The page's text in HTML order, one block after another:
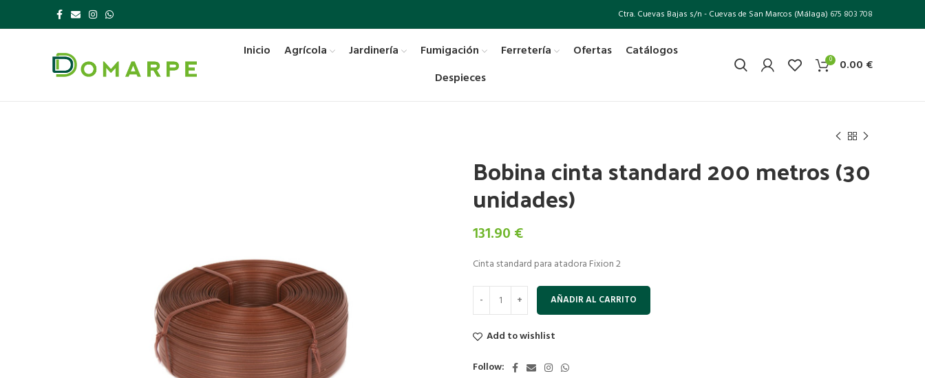
Ctra. Cuevas Bajas s/n - Cuevas de San Marcos (Málaga) 675 803 708
Inicio Agrícola Jardinería Fumigación Ferretería Ofertas
Catálogos
Despieces
0 0.00 €
Bobina cinta standard 200 metros (30
unidades)
131.90 €
Cinta standard para atadora Fixion 2
AÑADIR AL CARRITO
Add to wishlist
Follow: